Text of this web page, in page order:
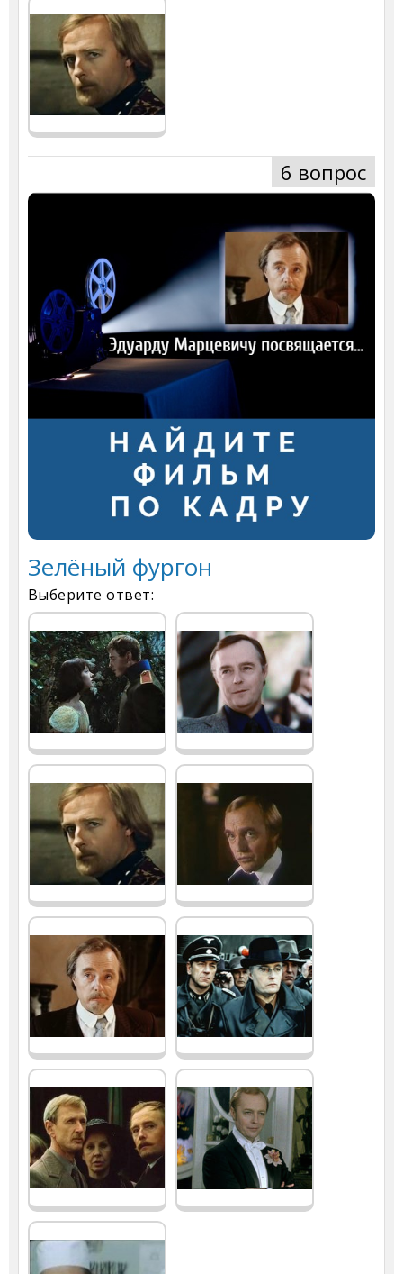
6 вопрос
Зелёный фургон
Выберите ответ: